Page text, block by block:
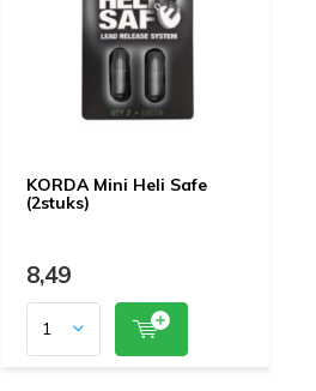
KORDA Mini Heli Safe
(2stuks)
8,49